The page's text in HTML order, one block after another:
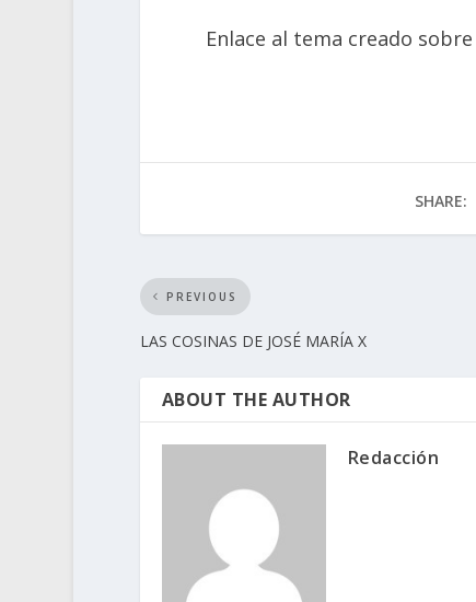
Enlace al tema creado
SHARE:
PREVIOUS
LAS COSINAS DE JOSÉ MARÍA X
ABOUT THE AUTHOR
Redacción